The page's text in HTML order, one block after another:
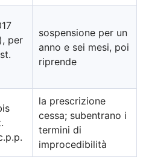
per
sospensione per un
anno e sei mesi, poi
riprende
la prescrizione
cessa; subentrano i
termini di
improcedibilità